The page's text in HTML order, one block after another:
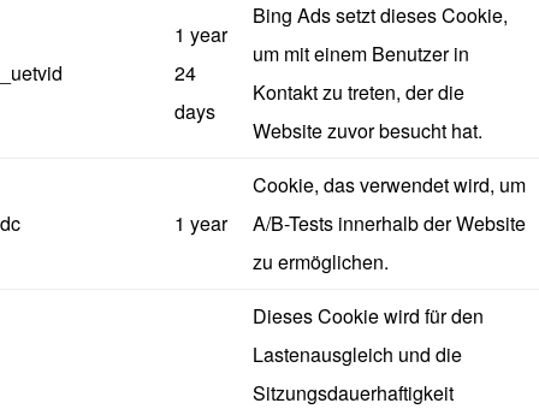
_uetvid
1 year
24
days
Bing Ads setzt dieses Cookie,
um mit einem Benutzer in
Kontakt zu treten, der die
Website zuvor besucht hat.
dc 1 year
Cookie, das verwendet wird, um
A/B-Tests innerhalb der Website
zu ermöglichen.
Dieses Cookie wird für den
Lastenausgleich und die
Sitzungsdauerhaftigkeit